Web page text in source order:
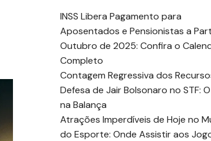
INSS Libera Pagamento para
Aposentados e Pensionistas a
Outubro de 2025: Confira o
Completo
Contagem Regressiva dos
Defesa de Jair Bolsonaro no STF:
na Balança
Atrações Imperdíveis de Hoje no
do Esporte: Onde Assistir aos